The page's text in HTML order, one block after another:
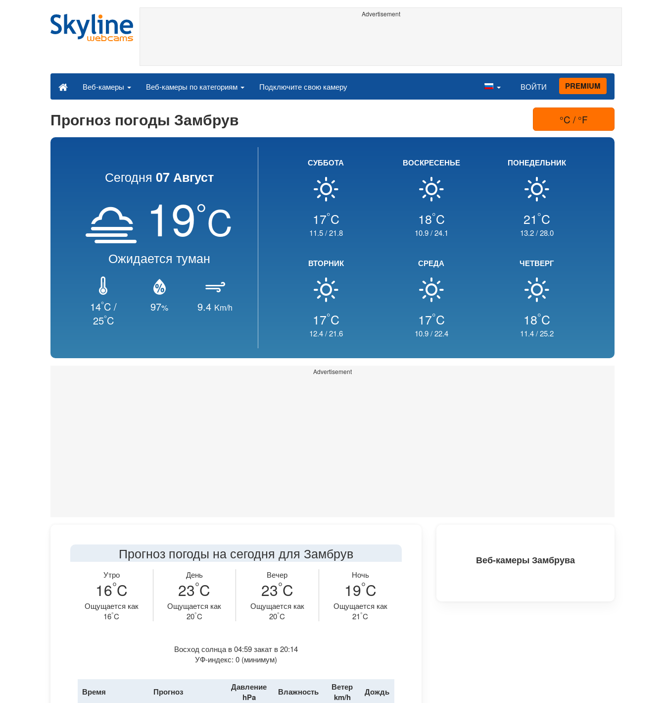
Advertisement
Веб-камеры Веб-камеры по категориям Подключите свою камеру ВОЙТИ PREMIUM
Прогноз погоды Замбрув °C / °F
Сегодня 07 Август
19°C
Ожидается туман
14°C /
25°C
97% 9.4 Km/h
СУББОТА
17°C
11.5/21.8
ВОСКРЕСЕНЬЕ
18°C
10.9/24.1
ПОНЕДЕЛЬНИК
21 °C
13.2/28.0
ВТОРНИК
17°C
12.4/21.6
СРЕДА
17°C
10.9/22.4
ЧЕТВЕРГ
18°C
11.4/25.2
Advertisement
Прогноз погоды на сегодня для Замбрув
Утро
16°C
Ощущается как
16°C
День
23°C
Ощущается как
20°C
Вечер
23°C
Ощущается как
20°C
Ночь
19°C
Ощущается как
21°C
Восход солнца в 04:59 закат в 20:14
УФ-индекс: 0 (минимум)
Время Прогноз
Давление
hPa
Влажность
Ветер
km/h
Дождь
Веб-камеры Замбрува